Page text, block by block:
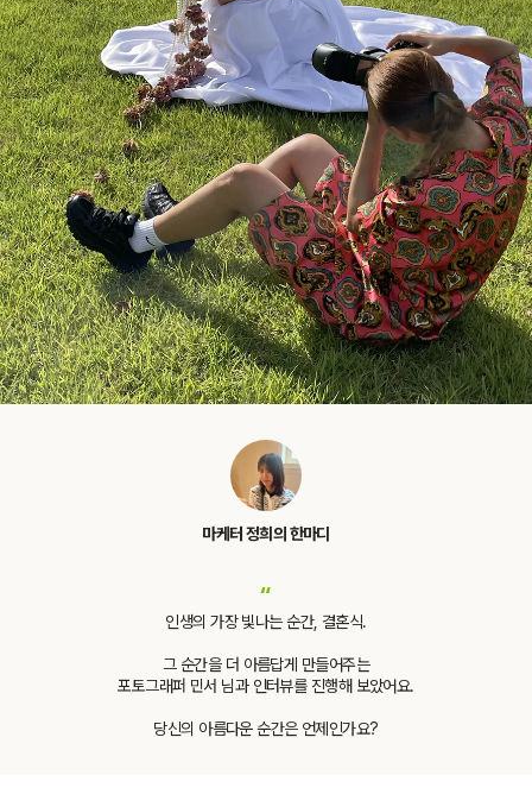
마케터 정희의 한마디
“
인생의 가장 빛나는 순간, 결혼식.
그 순간을 더 아름답게 만들어주는
포토그래퍼 민서 님과 인터뷰를 진행해 보았어요.
당신의 아름다운 순간은 언제인가요?